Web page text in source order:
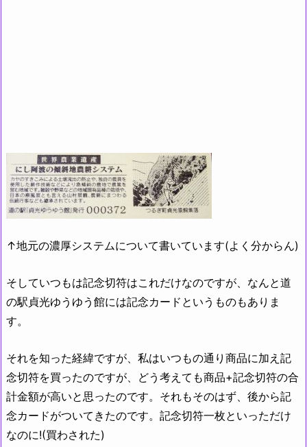
↑地元の濃厚システムについて書いています(よく分からん)
そしていつもは記念切符はこれだけなのですが、なんと道
の駅貞光ゆうゆう館には記念カードというものもありま
す。
それを知った経緯ですが、私はいつもの通り商品に加え記
念切符を買ったのですが、どう考えても商品+記念切符の合
計金額が高いと思ったのです。それもそのはず、後から記
念カードがついてきたのです。記念切符一枚といっただけ
なのに!(買わされた)